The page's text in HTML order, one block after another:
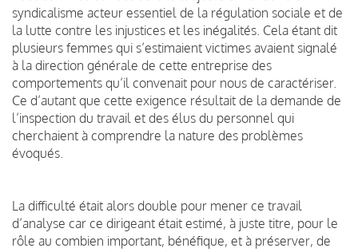
syndicalisme acteur essentiel de la régulation sociale et de
la lutte contre les injustices et les inégalités. Cela étant dit
plusieurs femmes qui s’estimaient victimes avaient signalé
à la direction générale de cette entreprise des
comportements qu’il convenait pour nous de caractériser.
Ce d’autant que cette exigence résultait de la demande de
l’inspection du travail et des élus du personnel qui
cherchaient à comprendre la nature des problèmes
évoqués.
La difficulté était alors double pour mener ce travail
d’analyse car ce dirigeant était estimé, à juste titre, pour le
rôle au combien important, bénéfique, et à préserver, de